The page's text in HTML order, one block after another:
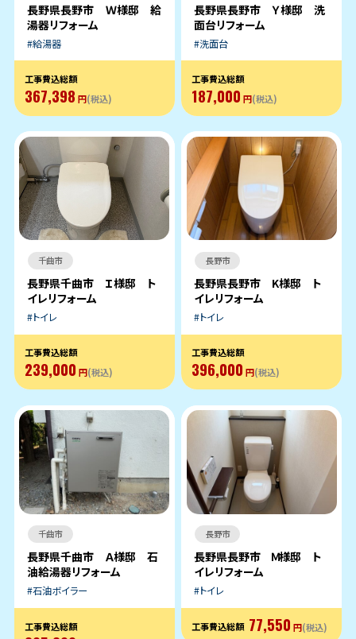
長野県長野市 Ｗ様邸 給
湯器リフォーム
給湯器
工事費込総額
367,398 円(税込)
長野県長野市 Ｙ様邸 洗
面台リフォーム
洗面台
工事費込総額
187,000 円(税込)
千曲市
長野県千曲市 Ｉ様邸 ト
イレリフォーム
トイレ
工事費込総額
239,000 円(税込)
長野市
長野県長野市 K様邸 ト
イレリフォーム
トイレ
工事費込総額
396,000 円(税込)
千曲市
長野県千曲市 Ａ様邸 石
油給湯器リフォーム
石油ボイラー
工事費込総額
長野市
長野県長野市 Ｍ様邸 ト
イレリフォーム
トイレ
工事費込総額 77,550 円(税込)